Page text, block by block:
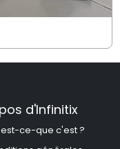
d'Infinitix
ce-que c'est ?